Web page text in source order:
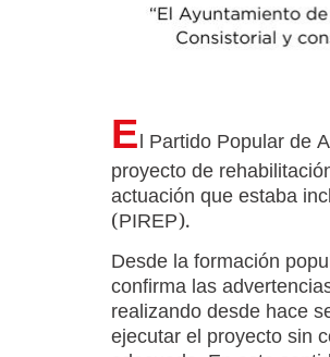
El Partido Popular de
proyecto de
actuación que estaba
(PIREP).
Desde la formación
confirma las
realizando desde hace
ejecutar el proyecto sin